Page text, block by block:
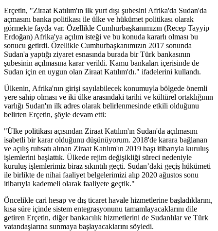
Erçetin, "Ziraat Katılım'ın ilk yurt dışı şubesini Afrika'da Sudan'da
açmasını banka politikası ile ülke ve hükümet politikası olarak
görmekte fayda var. Özellikle Cumhurbaşkanımızın (Recep Tayyip
Erdoğan) Afrika'ya açılım isteği ve bu konuda kararlı olması bu
sonucu getirdi. Özellikle Cumhurbaşkanımızın 2017 sonunda
Sudan'a yaptığı ziyaret esnasında burada bir Türk bankasının
şubesinin açılmasına karar verildi. Kamu bankaları içerisinde de
Sudan için en uygun olan Ziraat Katılım'dı." ifadelerini kullandı.
Ülkenin, Afrika'nın girişi sayılabilecek konumuyla bölgede önemli
yere sahip olması ve iki ülke arasındaki tarihi ve kültürel ortaklığının
varlığı Sudan'ın ilk adres olarak belirlenmesinde etkili olduğunu
belirten Erçetin, şöyle devam etti:
"Ülke politikası açısından Ziraat Katılım'ın Sudan'da açılmasını
isabetli bir karar olduğunu düşünüyorum. 2018'de karara bağlanan
ve açılış ruhsatı alınan Ziraat Katılım'ın 2019 başı itibarıyla kuruluş
işlemlerini başlattık. Ülkede rejim değişikliği süreci nedeniyle
kuruluş işlemlerimiz biraz sıkıntılı geçti. Sudan’daki geçiş hükümeti
ile birlikte de nihai faaliyet belgelerimizi alıp 2020 ağustos sonu
itibarıyla kademeli olarak faaliyete geçtik."
Öncelikle cari hesap ve dış ticaret havale hizmetlerine başladıklarını,
kısa süre içinde sistem entegrasyonunu tamamlayacaklarını dile
getiren Erçetin, diğer bankacılık hizmetlerini de Sudanlılar ve Türk
vatandaşlarına sunmaya başlayacaklarını söyledi.